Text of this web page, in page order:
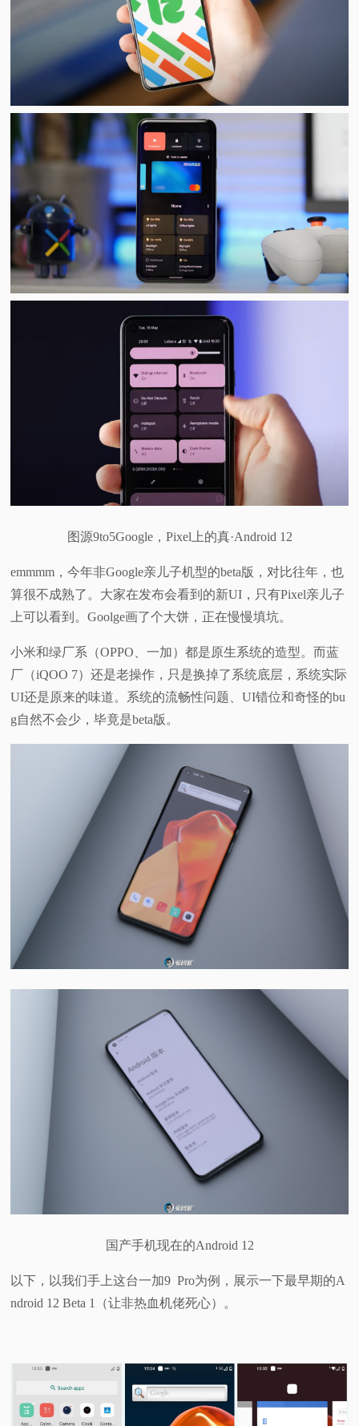
图源9to5Google，Pixel上的真·Android 12
emmmm，今年非Google亲儿子机型的beta版，对比往年，也
算很不成熟了。大家在发布会看到的新UI，只有Pixel亲儿子
上可以看到。Goolge画了个大饼，正在慢慢填坑。
小米和绿厂系（OPPO、一加）都是原生系统的造型。而蓝
厂（iQOO 7）还是老操作，只是换掉了系统底层，系统实际
UI还是原来的味道。系统的流畅性问题、UI错位和奇怪的bu
g自然不会少，毕竟是beta版。
国产手机现在的Android 12
以下，以我们手上这台一加9 Pro为例，展示一下最早期的A
ndroid 12 Beta 1（让非热血机佬死心）。